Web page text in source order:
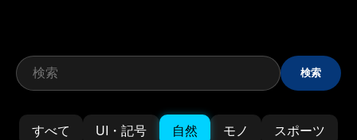
検索
すべて UI・記号 自然 モノ
スポーツ